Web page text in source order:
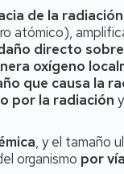
de la radiación
atómico),
directo
oxígeno
que causa la
por la radiación
, y el tamaño
organismo por